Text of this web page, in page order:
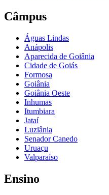
Câmpus
Águas Lindas
Anápolis
Aparecida de Goiânia
Cidade de Goiás
Formosa
Goiânia
Goiânia Oeste
Inhumas
Itumbiara
Jataí
Luziânia
Senador Canedo
Uruaçu
Valparaíso
Ensino